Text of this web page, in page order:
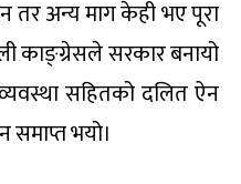
तर अन्य माग केही भए पूरा
काङ्ग्रेसले सरकार बनायो
सहितको दलित ऐन
भयो।